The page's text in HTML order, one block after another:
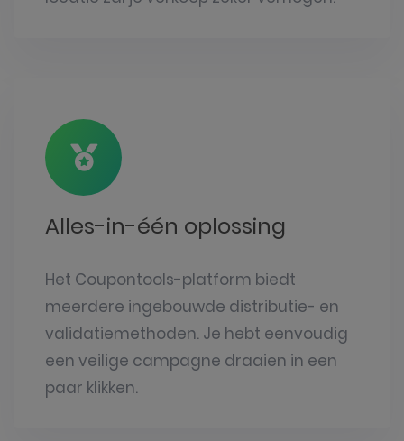
Alles-in-één oplossing
Het Coupontools-platform biedt
meerdere ingebouwde distributie- en
validatiemethoden. Je hebt eenvoudig
een veilige campagne draaien in een
paar klikken.